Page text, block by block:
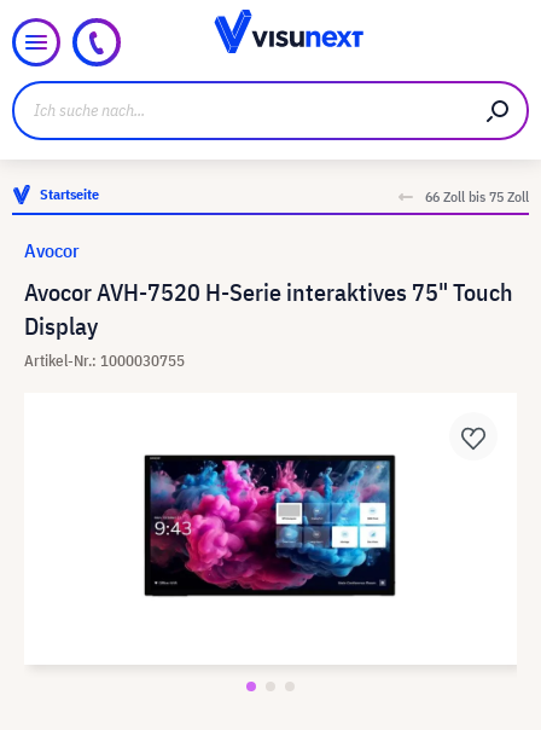
Startseite 66 Zoll bis 75 Zoll
Avocor AVH-7520 H-Serie interaktives 75" Touch
Display
Artikel-Nr.: 1000030755
Avocor